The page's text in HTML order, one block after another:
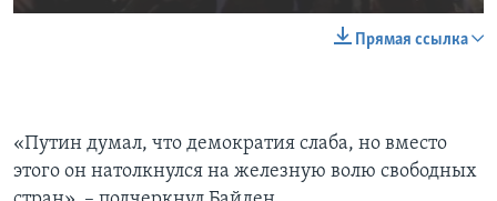
Прямая ссылка
«Путин думал, что демократия слаба, но вместо
этого он натолкнулся на железную волю свободных